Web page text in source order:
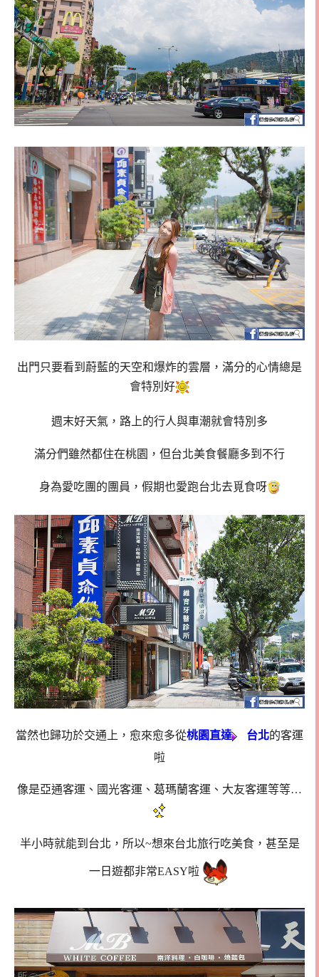
出門只要看到蔚藍的天空和爆炸的雲層，滿分的心情總是
會特別好
週末好天氣，路上的行人與車潮就會特別多
滿分們雖然都住在桃園，但台北美食餐廳多到不行
身為愛吃團的團員，假期也愛跑台北去覓食呀
當然也歸功於交通上，愈來愈多從桃園直達 台北的客運
啦
像是亞通客運、國光客運、葛瑪蘭客運、大友客運等等…
半小時就能到台北，所以~想來台北旅行吃美食，甚至是
一日遊都非常EASY啦